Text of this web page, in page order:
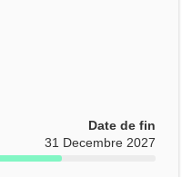
Date de fin
31 Decembre 2027